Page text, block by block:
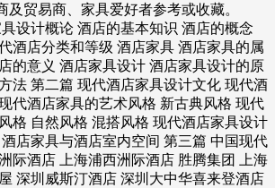
及贸易商、家具爱好者参考或收藏。
设计概论 酒店的基本知识 酒店的概念
酒店分类和等级 酒店家具 酒店家具的属
的意义 酒店家具设计 酒店家具设计的原
法 第二篇 现代酒店家具设计文化 现代酒
代酒店家具的艺术风格 新古典风格 现代
格 自然风格 混搭风格 现代酒店家具设计
店家具与酒店室内空间 第三篇 中国现代
际酒店 上海浦西洲际酒店 胜腾集团 上海
深圳威斯汀酒店 深圳大中华喜来登酒店